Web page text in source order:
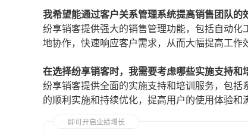
我希望能通过客户关系管理系统提高销售团队的
纷享销客提供强大的销售管理功能，包括自动
地协作，快速响应客户需求，从而大幅提高工作
在选择纷享销客时，我需要考虑哪些实施支持和
纷享销客提供全面的实施支持和培训服务，包
的顺利实施和持续优化，提高用户的使用体验和
即可开启业绩增长